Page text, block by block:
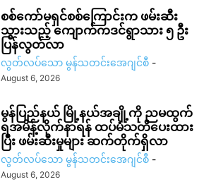
စစ်ကော်မရှင်စစ်ကြောင်းက ဖမ်းဆီး
သွားသည့် ကျောက်ကဒင်ရွာသား ၅ ဦး
ပြန်လွတ်လာ
လွတ်လပ်သော မွန်သတင်းအေဂျင်စီ -
August 6, 2026
မွန်ပြည်နယ် မြို့နယ်အချို့ကို ညမထွက်
ရအမိန့်လိုက်နာရန် ထပ်မံသတိပေးထား
ပြီး ဖမ်းဆီးမှုများ ဆက်တိုက်ရှိလာ
လွတ်လပ်သော မွန်သတင်းအေဂျင်စီ -
August 6, 2026